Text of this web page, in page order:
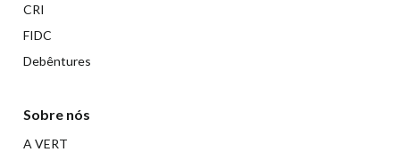
CRI
FIDC
Debêntures
Sobre nós
A VERT